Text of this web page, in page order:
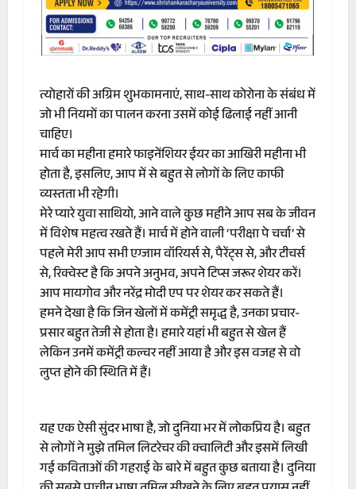
त्योहारों की अग्रिम शुभकामनाएं, साथ-साथ कोरोना के संबंध में
जो भी नियमों का पालन करना उसमें कोई ढिलाई नहीं आनी
चाहिए।
मार्च का महीना हमारे फाइनेंशियर ईयर का आखिरी महीना भी
होता है, इसलिए, आप में से बहुत से लोगों के लिए काफी
व्यस्तता भी रहेगी।
मेरे प्यारे युवा साथियो, आने वाले कुछ महीने आप सब के जीवन
में विशेष महत्व रखते हैं। मार्च में होने वाली ‘परीक्षा पे चर्चा’ से
पहले मेरी आप सभी एग्जाम वॉरियर्स से, पैरेंट्स से, और टीचर्स
से, रिक्वेस्ट है कि अपने अनुभव, अपने टिप्स जरूर शेयर करें।
आप मायगोव और नरेंद्र मोदी एप पर शेयर कर सकते हैं।
हमने देखा है कि जिन खेलों में कमेंट्री समृद्ध है, उनका प्रचार-
प्रसार बहुत तेजी से होता है। हमारे यहां भी बहुत से खेल हैं
लेकिन उनमें कमेंट्री कल्चर नहीं आया है और इस वजह से वो
लुप्त होने की स्थिति में हैं।
यह एक ऐसी सुंदर भाषा है, जो दुनिया भर में लोकप्रिय है। बहुत
से लोगों ने मुझे तमिल लिटरेचर की क्वालिटी और इसमें लिखी
गई कविताओं की गहराई के बारे में बहुत कुछ बताया है। दुनिया